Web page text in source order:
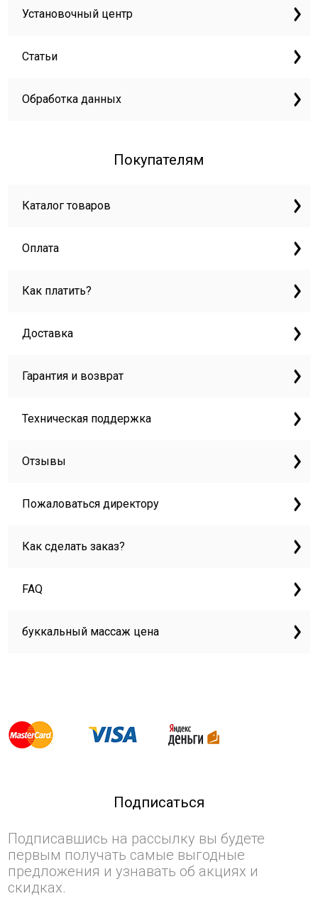
Установочный центр
Статьи
Обработка данных
Покупателям
Каталог товаров
Оплата
Как платить?
Доставка
Гарантия и возврат
Техническая поддержка
Отзывы
Пожаловаться директору
Как сделать заказ?
FAQ
буккальный массаж цена
Подписаться
Подписавшись на рассылку вы будете
первым получать самые выгодные
предложения и узнавать об акциях и
скидках.